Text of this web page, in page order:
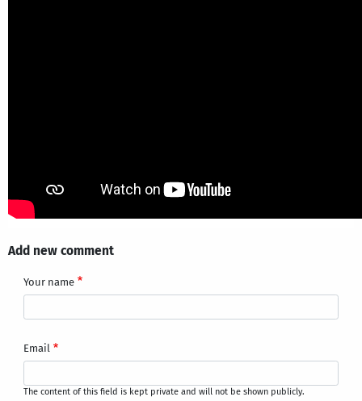
Add new comment
Your name
Email
The content of this field is kept private and will not be shown publicly.